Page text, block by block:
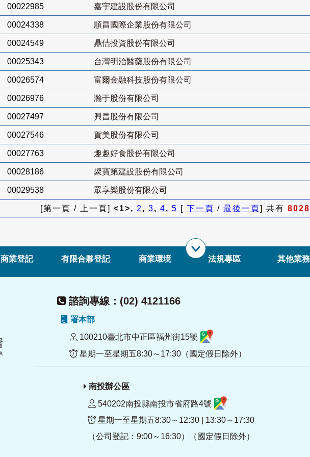
00022985 嘉宇建設股份有限公司
00024338 順昌國際企業股份有限公司
00024549 鼎佶投資股份有限公司
00025343 台灣明治醫藥股份有限公司
00026574 富爾金融科技股份有限公司
00026976 瀚于股份有限公司
00027497 興昌股份有限公司
00027546 賀美股份有限公司
00027763 趣趣好食股份有限公司
00028186 聚寶第建設股份有限公司
00029538 眾享樂股份有限公司
[第一頁 / 上一頁] <1>, 2, 3, 4, 5 [ 下一頁 / 最後一頁] 共有 8028
商業登記 有限合夥登記 商業環境 法規專區 其他業務
諮詢專線：(02) 4121166
署本部
100210臺北市中正區福州街15號
星期一至星期五8:30～17:30（國定假日除外）
南投辦公區
540202南投縣南投市省府路4號
星期一至星期五8:30～12:30 | 13:30～17:30
（公司登記：9:00～16:30）（國定假日除外）